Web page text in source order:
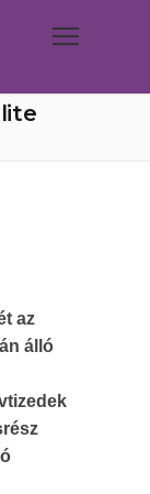
az
álló